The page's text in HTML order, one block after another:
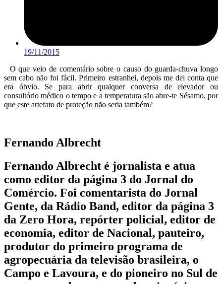
19/11/2015
O que veio de comentário sobre o causo do guarda-chuva longo
sem cabo não foi fácil. Primeiro estranhei, depois me dei conta que
era óbvio. Se para abrir qualquer conversa de elevador ou
consultório médico o tempo e a temperatura são abre-te Sésamo, por
que este artefato de proteção não seria também?
Fernando Albrecht
Fernando Albrecht é jornalista e atua
como editor da página 3 do Jornal do
Comércio. Foi comentarista do Jornal
Gente, da Rádio Band, editor da página 3
da Zero Hora, repórter policial, editor de
economia, editor de Nacional, pauteiro,
produtor do primeiro programa de
agropecuária da televisão brasileira, o
Campo e Lavoura, e do pioneiro no Sul de